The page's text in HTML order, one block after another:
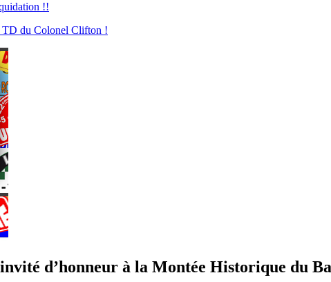
!!
TD du Colonel Clifton !
d’honneur à la Montée Historique du